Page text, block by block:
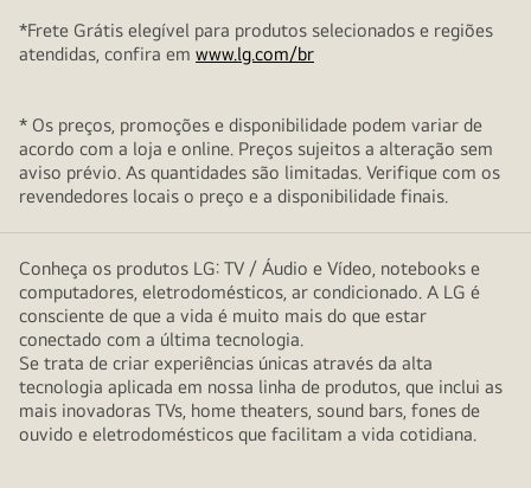
*Frete Grátis elegível para produtos selecionados e regiões
atendidas, confira em www.lg.com/br
* Os preços, promoções e disponibilidade podem variar de
acordo com a loja e online. Preços sujeitos a alteração sem
aviso prévio. As quantidades são limitadas. Verifique com os
revendedores locais o preço e a disponibilidade finais.
Conheça os produtos LG: TV / Áudio e Vídeo, notebooks e
computadores, eletrodomésticos, ar condicionado. A LG é
consciente de que a vida é muito mais do que estar
conectado com a última tecnologia.
Se trata de criar experiências únicas através da alta
tecnologia aplicada em nossa linha de produtos, que inclui as
mais inovadoras TVs, home theaters, sound bars, fones de
ouvido e eletrodomésticos que facilitam a vida cotidiana.